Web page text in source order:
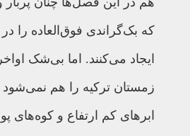
که بک‌گراندی فوق‌العاده را
ایجاد می‌کنند. اما بی‌شک
زمستان ترکیه را هم نمی‌شود
ابرهای کم ارتفاع و کوه‌های